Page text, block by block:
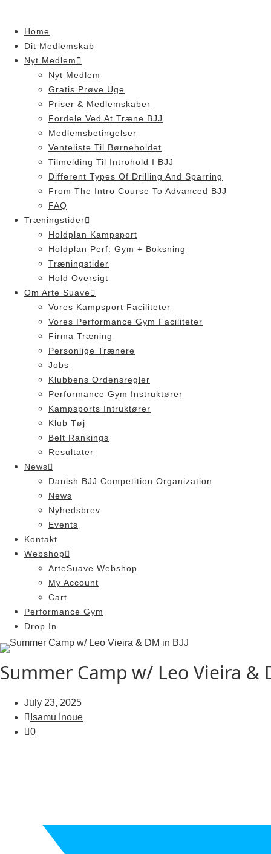
contentHome
Dit Medlemskab
Nyt Medlem
Nyt Medlem
Gratis Prøve Uge
Priser & Medlemskaber
Fordele Ved At Træne BJJ
Medlemsbetingelser
Venteliste Til Børneholdet
Tilmelding Til Introhold I BJJ
Different Types Of Drilling And Sparring
From The Intro Course To Advanced BJJ
FAQ
Træningstider
Holdplan Kampsport
Holdplan Perf. Gym + Boksning
Træningstider
Hold Oversigt
Om Arte Suave
Vores Kampsport Faciliteter
Vores Performance Gym Faciliteter
Firma Træning
Personlige Trænere
Jobs
Klubbens Ordensregler
Performance Gym Instruktører
Kampsports Intruktører
Klub Tøj
Belt Rankings
Resultater
News
Danish BJJ Competition Organization
News
Nyhedsbrev
Events
Kontakt
Webshop
ArteSuave Webshop
My Account
Cart
Performance Gym
Drop In
Summer Camp w/ Leo Vieira &
July 23, 2025
Isamu Inoue
0